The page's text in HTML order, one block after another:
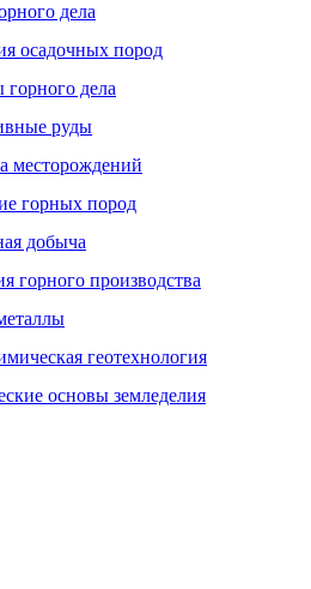
дела
осадочных пород
дела
руды
месторождений
горных пород
добыча
горного производства
геотехнология
основы земледелия